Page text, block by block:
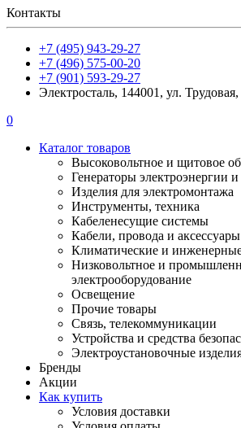
Контакты
+7 (495) 943-29-27
+7 (496) 575-00-20
+7 (901) 593-29-27
Электросталь, 144001, ул.
0
Каталог товаров
Высоковольтное и щитовое
Генераторы электроэнергии
Изделия для электромонтажа
Инструменты, техника
Кабеленесущие системы
Кабели, провода и аксессуары
Климатические и
Низковольтное и
электрооборудование
Освещение
Прочие товары
Связь, телекоммуникации
Устройства и средства
Электроустановочные
Бренды
Акции
Как купить
Условия доставки